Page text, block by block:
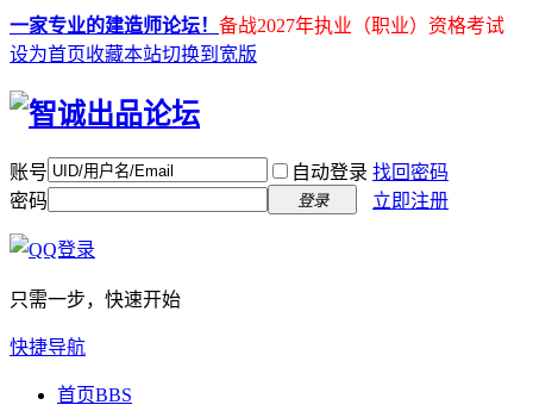
一家专业的建造师论坛！ 备战2027年执业（职业）资格考试
设为首页收藏本站切换到宽版
账号 自动登录 找回密码
密码
登录 立即注册
只需一步，快速开始
快捷导航
首页BBS